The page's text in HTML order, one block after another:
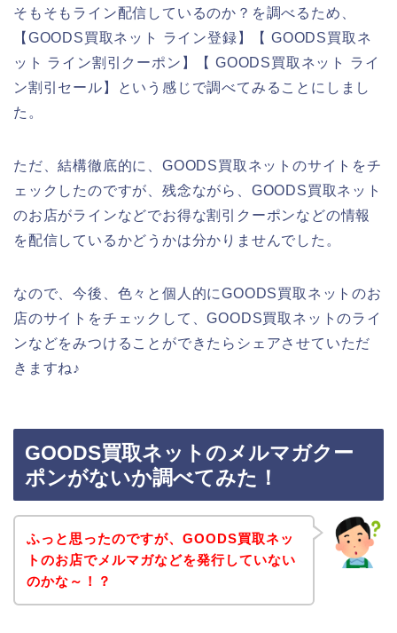
そもそもライン配信しているのか？を調べるため、
【GOODS買取ネット ライン登録】【 GOODS買取ネ
ット ライン割引クーポン】【 GOODS買取ネット ライ
ン割引セール】という感じで調べてみることにしまし
た。
ただ、結構徹底的に、GOODS買取ネットのサイトをチ
ェックしたのですが、残念ながら、GOODS買取ネット
のお店がラインなどでお得な割引クーポンなどの情報
を配信しているかどうかは分かりませんでした。
なので、今後、色々と個人的にGOODS買取ネットのお
店のサイトをチェックして、GOODS買取ネットのライ
ンなどをみつけることができたらシェアさせていただ
きますね♪
GOODS買取ネットのメルマガクー
ポンがないか調べてみた！
ふっと思ったのですが、GOODS買取ネッ
トのお店でメルマガなどを発行していない
のかな～！？